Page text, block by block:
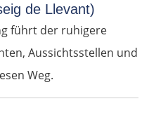
de Llevant)
führt der ruhigere
Aussichtsstellen und
Weg.